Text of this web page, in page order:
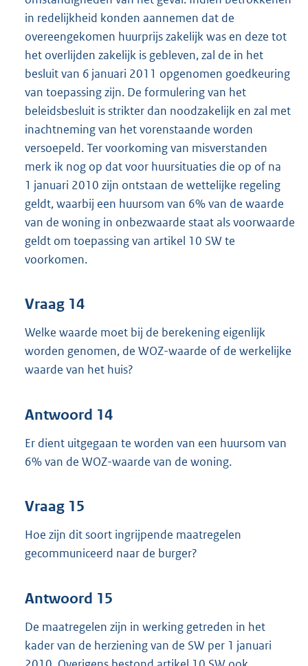
in redelijkheid konden aannemen dat de
overeengekomen huurprijs zakelijk was en deze tot
het overlijden zakelijk is gebleven, zal de in het
besluit van 6 januari 2011 opgenomen goedkeuring
van toepassing zijn. De formulering van het
beleidsbesluit is strikter dan noodzakelijk en zal met
inachtneming van het vorenstaande worden
versoepeld. Ter voorkoming van misverstanden
merk ik nog op dat voor huursituaties die op of na
1 januari 2010 zijn ontstaan de wettelijke regeling
geldt, waarbij een huursom van 6% van de waarde
van de woning in onbezwaarde staat als voorwaarde
geldt om toepassing van artikel 10 SW te
voorkomen.
Vraag 14
Welke waarde moet bij de berekening eigenlijk
worden genomen, de WOZ-waarde of de werkelijke
waarde van het huis?
Antwoord 14
Er dient uitgegaan te worden van een huursom van
6% van de WOZ-waarde van de woning.
Vraag 15
Hoe zijn dit soort ingrijpende maatregelen
gecommuniceerd naar de burger?
Antwoord 15
De maatregelen zijn in werking getreden in het
kader van de herziening van de SW per 1 januari